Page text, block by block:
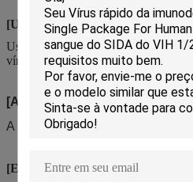
[USO PRETENDIDO MEIO DO
Uso para a coleção, o transporte e o
vírus nos laboratórios ou nos hospitais.
[ARMAZENAMENTO E VIDA
A loja no ℃ 4-30, a vida útil é 12
[EXIGÊNCIA MÉDIA DA